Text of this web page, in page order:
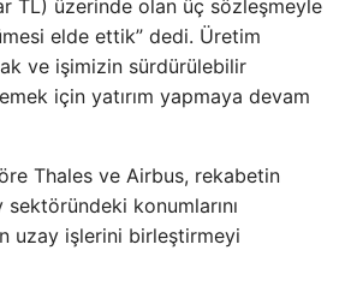
TL) üzerinde olan üç sözleşmeyle
elde ettik” dedi. Üretim
ve işimizin sürdürülebilir
için yatırım yapmaya devam
Thales ve Airbus, rekabetin
konumlarını
uzay işlerini birleştirmeyi